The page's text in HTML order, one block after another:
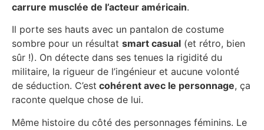
carrure musclée de l’acteur américain.
Il porte ses hauts avec un pantalon de costume
sombre pour un résultat smart casual (et rétro, bien
sûr !). On détecte dans ses tenues la rigidité du
militaire, la rigueur de l’ingénieur et aucune volonté
de séduction. C’est cohérent avec le personnage, ça
raconte quelque chose de lui.
Même histoire du côté des personnages féminins. Le